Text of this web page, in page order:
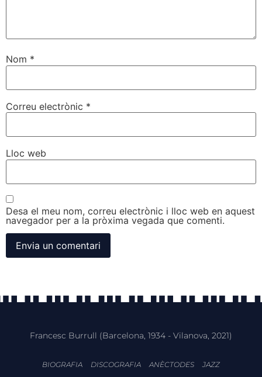
Nom *
Correu electrònic *
Lloc web
Desa el meu nom, correu electrònic i lloc web en aquest
navegador per a la pròxima vegada que comenti.
Francesc Burrull (Barcelona, 1934 - Vilanova, 2021)
BIOGRAFIA DISCOGRAFIA ANÈCTODES JAZZ